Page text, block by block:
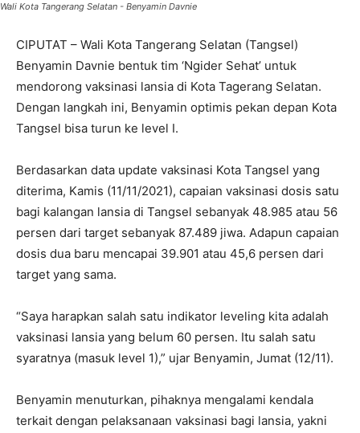
Wali Kota Tangerang Selatan - Benyamin Davnie
CIPUTAT – Wali Kota Tangerang Selatan (Tangsel)
Benyamin Davnie bentuk tim ‘Ngider Sehat’ untuk
mendorong vaksinasi lansia di Kota Tagerang Selatan.
Dengan langkah ini, Benyamin optimis pekan depan Kota
Tangsel bisa turun ke level I.
Berdasarkan data update vaksinasi Kota Tangsel yang
diterima, Kamis (11/11/2021), capaian vaksinasi dosis satu
bagi kalangan lansia di Tangsel sebanyak 48.985 atau 56
persen dari target sebanyak 87.489 jiwa. Adapun capaian
dosis dua baru mencapai 39.901 atau 45,6 persen dari
target yang sama.
“Saya harapkan salah satu indikator leveling kita adalah
vaksinasi lansia yang belum 60 persen. Itu salah satu
syaratnya (masuk level 1),” ujar Benyamin, Jumat (12/11).
Benyamin menuturkan, pihaknya mengalami kendala
terkait dengan pelaksanaan vaksinasi bagi lansia, yakni